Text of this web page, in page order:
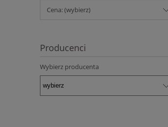
Cena: (wybierz)
Producenci
Wybierz producenta